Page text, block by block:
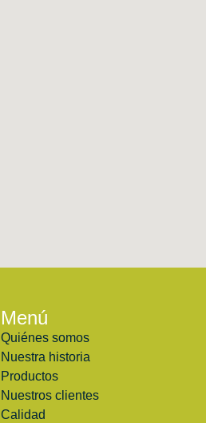
Menú
Quiénes somos
Nuestra historia
Productos
Nuestros clientes
Calidad